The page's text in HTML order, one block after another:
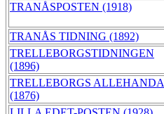
TRANÅSPOSTEN (1918)
TRANÅS TIDNING (1892)
TRELLEBORGSTIDNINGEN
(1896)
TRELLEBORGS ALLEHANDA
(1876)